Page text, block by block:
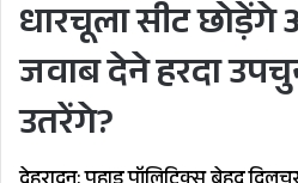
धारचूला सीट
जवाब देने हरदा
उतरेंगे?